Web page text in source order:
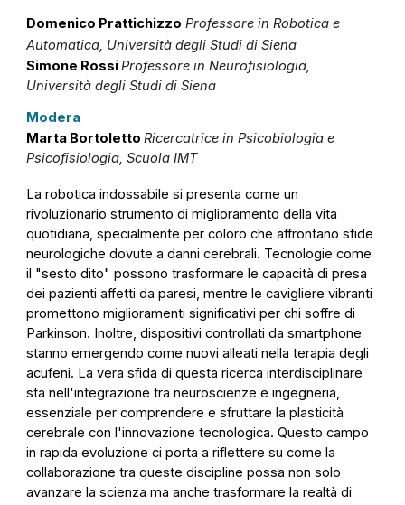
Domenico Prattichizzo Professore in Robotica e
Automatica, Università degli Studi di Siena
Simone RossiProfessore in Neurofisiologia,
Università degli Studi di Siena
Modera
Marta Bortoletto Ricercatrice in Psicobiologia e
Psicofisiologia, Scuola IMT
La robotica indossabile si presenta come un
rivoluzionario strumento di miglioramento della vita
quotidiana, specialmente per coloro che affrontano sfide
neurologiche dovute a danni cerebrali. Tecnologie come
il "sesto dito" possono trasformare le capacità di presa
dei pazienti affetti da paresi, mentre le cavigliere vibranti
promettono miglioramenti significativi per chi soffre di
Parkinson. Inoltre, dispositivi controllati da smartphone
stanno emergendo come nuovi alleati nella terapia degli
acufeni. La vera sfida di questa ricerca interdisciplinare
sta nell'integrazione tra neuroscienze e ingegneria,
essenziale per comprendere e sfruttare la plasticità
cerebrale con l'innovazione tecnologica. Questo campo
in rapida evoluzione ci porta a riflettere su come la
collaborazione tra queste discipline possa non solo
avanzare la scienza ma anche trasformare la realtà di